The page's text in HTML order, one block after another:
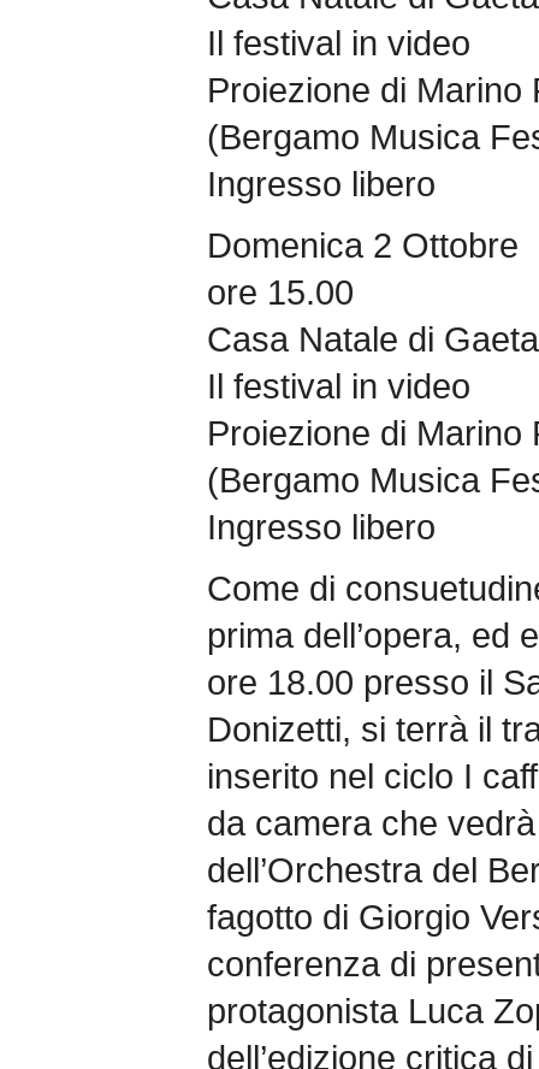
Il festival in video
Proiezione di Marino
(Bergamo Musica
Ingresso libero
Domenica 2 Ottobre
ore 15.00
Casa Natale di
Il festival in video
Proiezione di Marino
(Bergamo Musica
Ingresso libero
Come di
prima dell’opera, ed
ore 18.00 presso il
Donizetti, si terrà il
inserito nel ciclo I
da camera che
dell’Orchestra del
fagotto di Giorgio
conferenza di
protagonista Luca
dell’edizione critica